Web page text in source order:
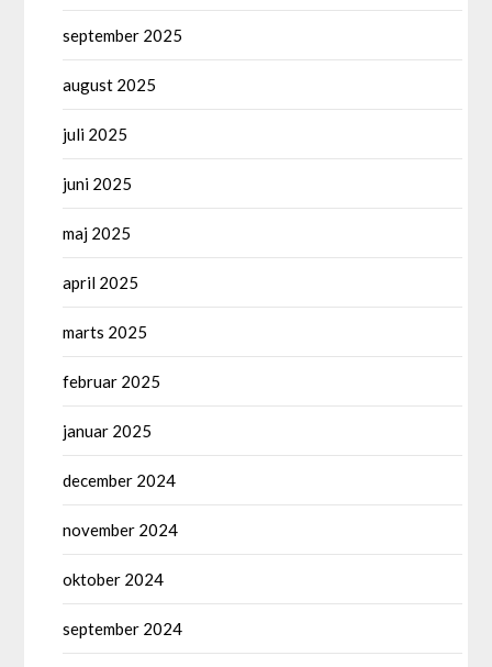
september 2025
august 2025
juli 2025
juni 2025
maj 2025
april 2025
marts 2025
februar 2025
januar 2025
december 2024
november 2024
oktober 2024
september 2024